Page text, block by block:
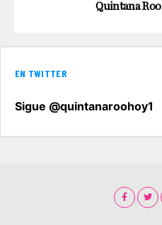
Quintana Roo
EN TWITTER
Sigue @quintanaroohoy1